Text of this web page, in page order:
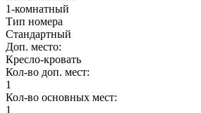
1-комнатный
Тип номера
Стандартный
Доп. место:
Кресло-кровать
Кол-во доп. мест:
1
Кол-во основных мест:
1